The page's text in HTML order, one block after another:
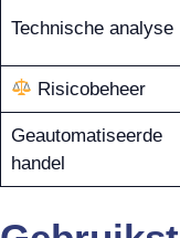
Technische analyse
Risicobeheer
Geautomatiseerde
handel